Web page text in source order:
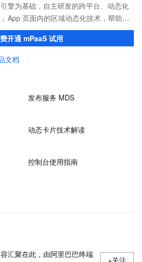
擎为基础，自主研发的跨平台、动态化
App 页面内的区域动态化技术，帮助客
求轻量、流畅的 App 性能体验。
开通 mPaaS 试用
文档
发布服务 MDS
动态卡片技术解读
控制台使用指南
汇聚在此，由阿里巴巴终端
+关注